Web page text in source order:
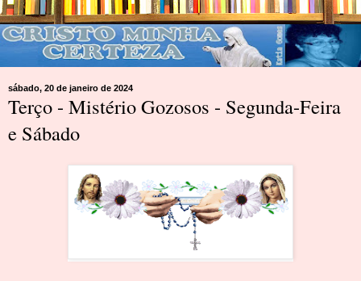
sábado, 20 de janeiro de 2024
Terço - Mistério Gozosos - Segunda-Feira
e Sábado